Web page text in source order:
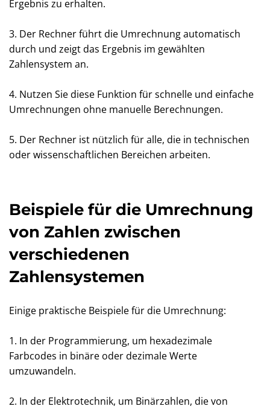
Ergebnis zu erhalten.
3. Der Rechner führt die Umrechnung automatisch
durch und zeigt das Ergebnis im gewählten
Zahlensystem an.
4. Nutzen Sie diese Funktion für schnelle und einfache
Umrechnungen ohne manuelle Berechnungen.
5. Der Rechner ist nützlich für alle, die in technischen
oder wissenschaftlichen Bereichen arbeiten.
Beispiele für die Umrechnung
von Zahlen zwischen
verschiedenen
Zahlensystemen
Einige praktische Beispiele für die Umrechnung:
1. In der Programmierung, um hexadezimale
Farbcodes in binäre oder dezimale Werte
umzuwandeln.
2. In der Elektrotechnik, um Binärzahlen, die von